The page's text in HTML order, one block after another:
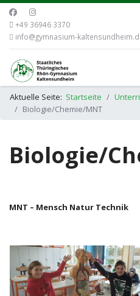
+49 36946 3370
info@gymnasium-
Aktuelle Seite: Startseite
Biologie/Chemie/MNT
Biologie/
MNT – Mensch Natur Technik